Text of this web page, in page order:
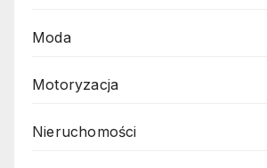
Moda
Motoryzacja
Nieruchomości